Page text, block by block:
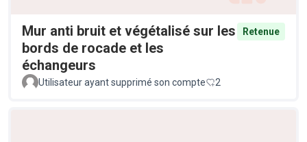
Mur anti bruit et végétalisé sur les
bords de rocade et les
échangeurs
Retenue
Utilisateur ayant supprimé son compte 2